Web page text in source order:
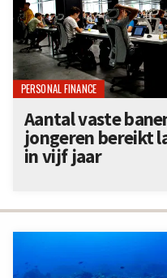
PERSONAL FINANCE
Aantal vaste
jongeren bereikt
in vijf jaar